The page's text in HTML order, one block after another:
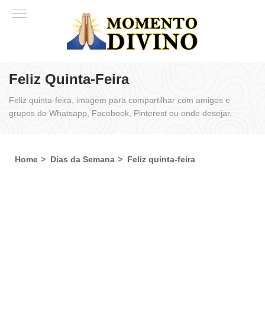
Feliz Quinta-Feira
Feliz quinta-feira, imagem para compartilhar com amigos e
grupos do Whatsapp, Facebook, Pinterest ou onde desejar.
Home Dias da Semana Feliz quinta-feira